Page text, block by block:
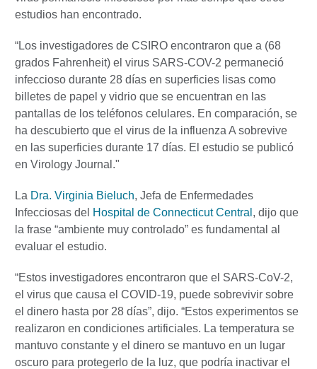
estudios han encontrado.
“Los investigadores de CSIRO encontraron que a (68
grados Fahrenheit) el virus SARS-COV-2 permaneció
infeccioso durante 28 días en superficies lisas como
billetes de papel y vidrio que se encuentran en las
pantallas de los teléfonos celulares. En comparación, se
ha descubierto que el virus de la influenza A sobrevive
en las superficies durante 17 días. El estudio se publicó
en Virology Journal."
La Dra. Virginia Bieluch, Jefa de Enfermedades
Infecciosas del Hospital de Connecticut Central , dijo que
la frase “ambiente muy controlado” es fundamental al
evaluar el estudio.
“Estos investigadores encontraron que el SARS-CoV-2,
el virus que causa el COVID-19, puede sobrevivir sobre
el dinero hasta por 28 días”, dijo. “Estos experimentos se
realizaron en condiciones artificiales. La temperatura se
mantuvo constante y el dinero se mantuvo en un lugar
oscuro para protegerlo de la luz, que podría inactivar el